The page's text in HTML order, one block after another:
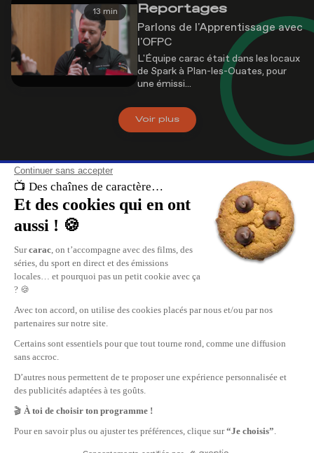
13 min Reportages
Parlons de l'Apprentissage avec
l'OFPC
L'Équipe carac était dans les locaux
de Spark à Plan-les-Ouates, pour
une émissi...
Voirplus
À propos de nous
carac , les chaînes de caractère. Retrouvez le meilleur du divertissement,
Replay de vos émissions favorites, reportages, cinéma, tout ce qui se
en Suisse Romande est sur carac.tv.
carac, les plus grandes chaînes privées TV de Suisse Romande.
Nous contacter
Carac Media SA
CH-1205 Genève
info@carac.tv
Publicité
Recevoir carac chez vous